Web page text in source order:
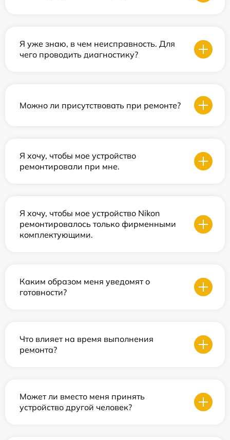
Я уже знаю, в чем неисправность. Для
чего проводить диагностику?
Можно ли присутствовать при ремонте?
Я хочу, чтобы мое устройство
ремонтировали при мне.
Я хочу, чтобы мое устройство Nikon
ремонтировалось только фирменными
комплектующими.
Каким образом меня уведомят о
готовности?
Что влияет на время выполнения
ремонта?
Может ли вместо меня принять
устройство другой человек?